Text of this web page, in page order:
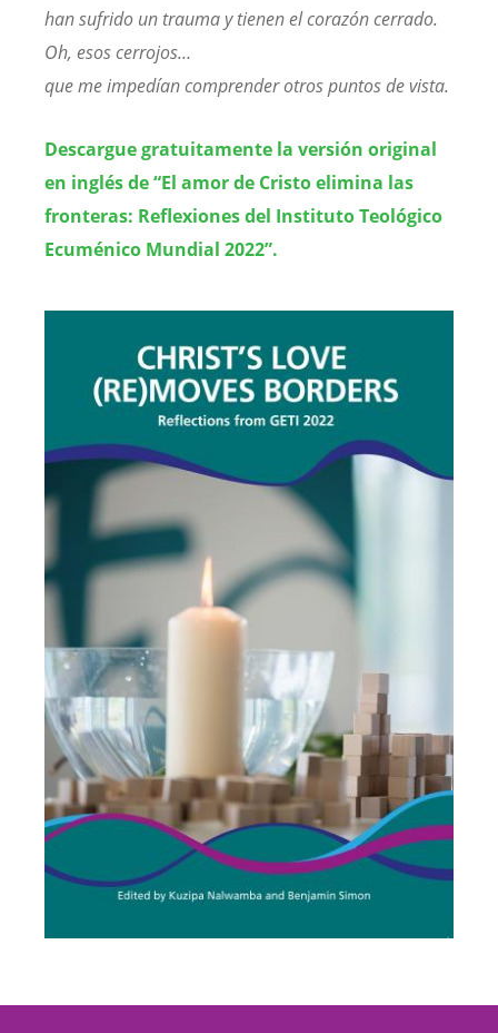
han sufrido un trauma y tienen el corazón cerrado.
Oh, esos cerrojos…
que me impedían comprender otros puntos de vista.
Descargue gratuitamente la versión original
en inglés de “El amor de Cristo elimina las
fronteras: Reflexiones del Instituto Teológico
Ecuménico Mundial 2022”.